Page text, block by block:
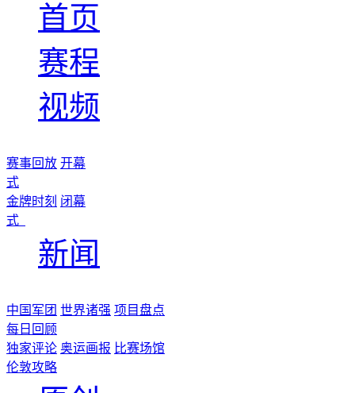
首页
赛程
视频
赛事回放 开幕
式
金牌时刻 闭幕
式
新闻
中国军团 世界诸强 项目盘点
每日回顾
独家评论 奥运画报 比赛场馆
伦敦攻略